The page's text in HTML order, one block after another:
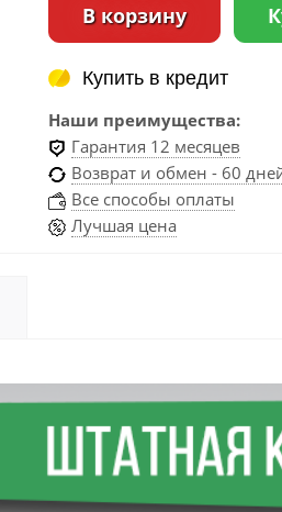
В корзину
Купить в кредит
Купить в кредит
Наши преимущества:
Гарантия 12 месяцев
Возврат и обмен - 60
Все способы оплаты
Лучшая цена